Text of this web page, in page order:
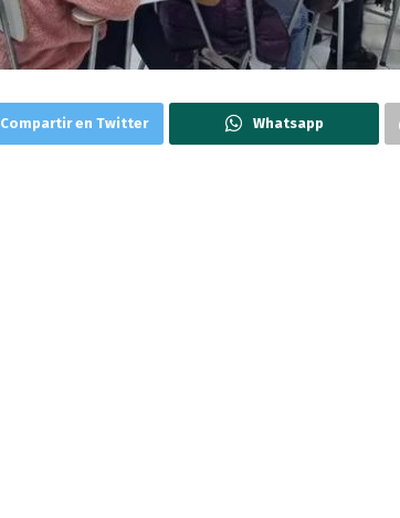
Compartir en Twitter Whatsapp